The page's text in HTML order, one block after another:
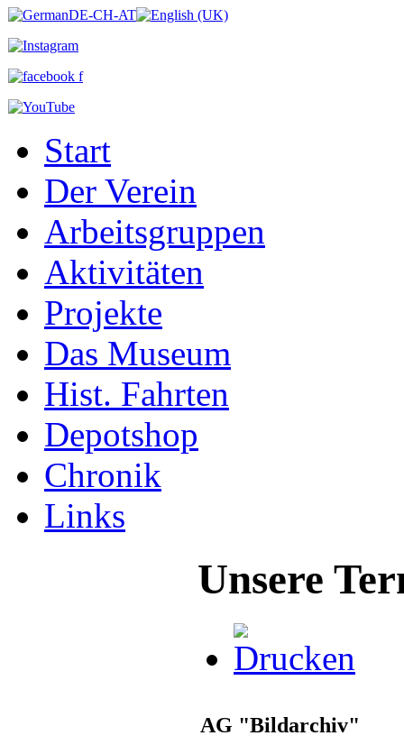
Start
Der Verein
Arbeitsgruppen
Aktivitäten
Projekte
Das Museum
Hist. Fahrten
Depotshop
Chronik
Links
Unsere
AG "Bildarchiv"